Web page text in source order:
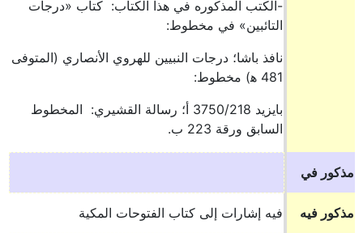
-الكتب المذكوره في هذا الكتاب: كتاب «درجات
التائبين» في مخطوط:
نافذ باشا؛ درجات النبيين للهروي الأنصاري (المتوفى
481 ه‍) مخطوط:
بايزيد 3750/218 أ؛ رسالة القشيري: المخطوط
السابق ورقة 223 ب.
مذكور في
مذكور فيه فيه إشارات إلى كتاب الفتوحات المكية